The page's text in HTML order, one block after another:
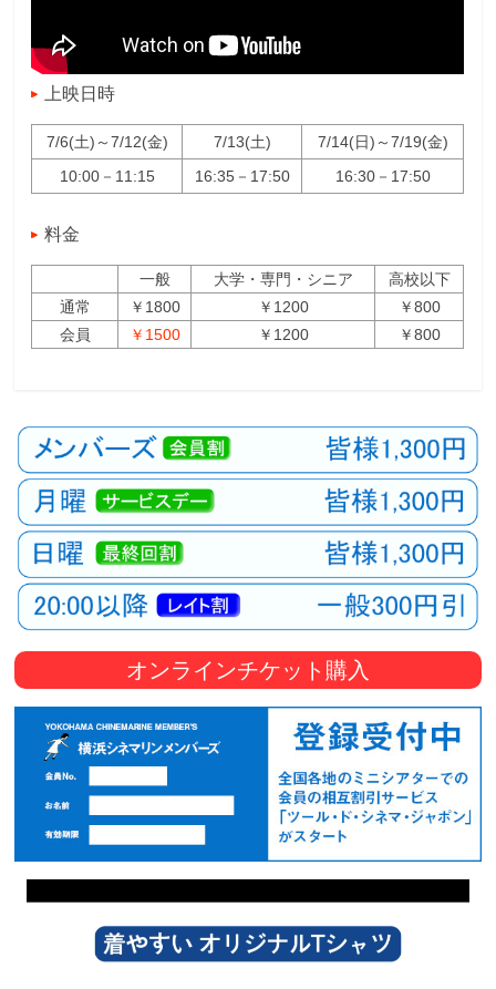
上映日時
7/6(土)～7/12(金) 7/13(土)
7/14(日)～7/19(金)
10:00－11:15
16:35－17:50 16:30－17:50
料金
一般 大学・専門・シニア
高校以下
通常
￥1800 ￥1200
￥800
会員
￥1500 ￥1200 ￥800
オンラインチケット購入